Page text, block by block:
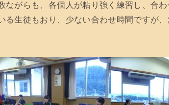
ながらも、各個人が粘り強く練習し、合
る生徒もおり、少ない合わせ時間ですが